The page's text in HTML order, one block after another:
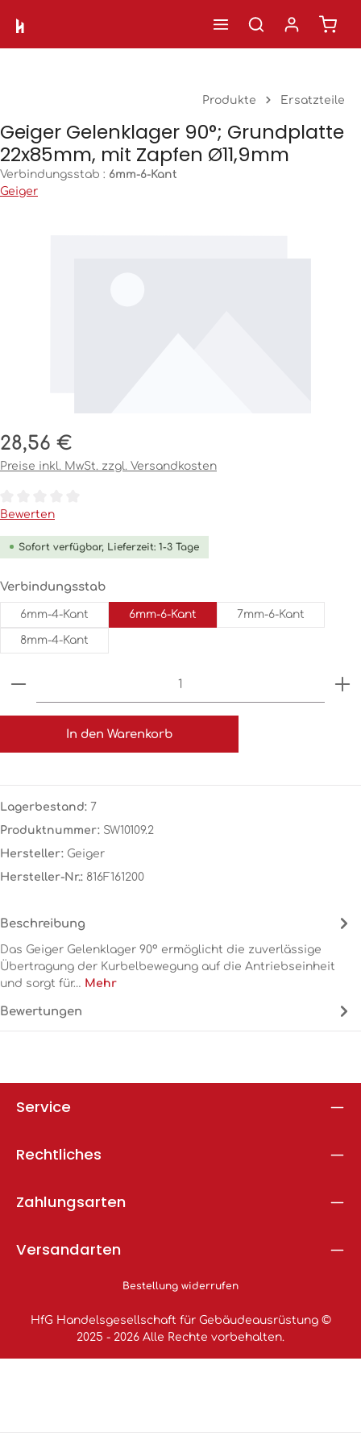
Zum Hauptinhalt springen
Produkte Ersatzteile
Geiger Gelenklager 90°; Grundplatte
22x85mm, mit Zapfen Ø11,9mm
Verbindungsstab : 6mm-6-Kant
Geiger
Regulärer Preis:
28,56 €
Preise inkl. MwSt. zzgl. Versandkosten
Durchschnittliche Bewertung von 0 von 5 Sternen
Bewerten
Sofort verfügbar, Lieferzeit: 1-3 Tage
Verbindungsstabauswählen
6mm-4-Kant 6mm-6-Kant 7mm-6-Kant
8mm-4-Kant
Produkt Anzahl: Gib den gewünschten Wert
In den Warenkorb
Lagerbestand: 7
Produktnummer: SW10109.2
Hersteller: Geiger
Hersteller-Nr.: 816F161200
Beschreibung
Das Geiger Gelenklager 90° ermöglicht die zuverlässige
Übertragung der Kurbelbewegung auf die Antriebseinheit
und sorgt für… Mehr
Bewertungen
Service
Rechtliches
Zahlungsarten
Versandarten
Bestellung widerrufen
HfG Handelsgesellschaft für Gebäudeausrüstung ©
2025 - 2026 Alle Rechte vorbehalten.